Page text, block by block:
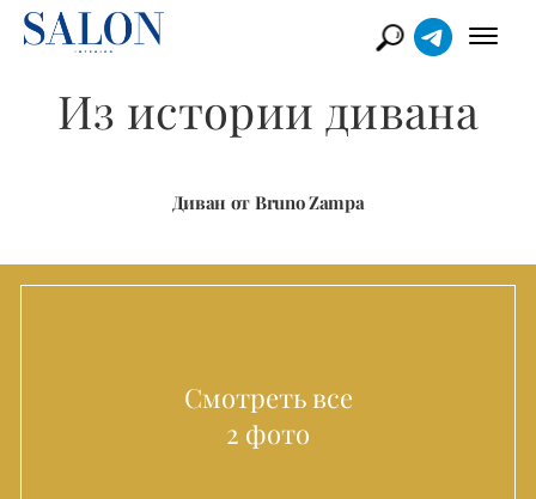
Из истории дивана
Диван от Bruno Zampa
Смотреть все
2 фото